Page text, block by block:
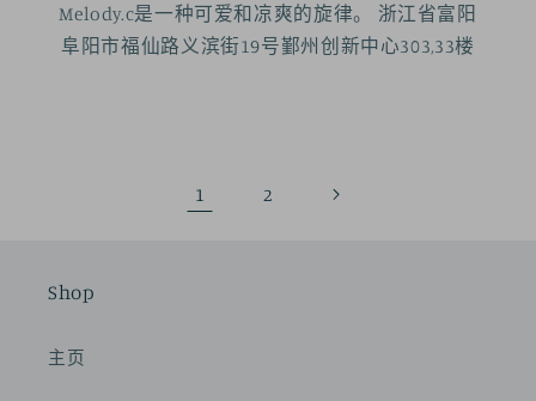
Melody.c是一种可爱和凉爽的旋律。 浙江省富阳
阜阳市福仙路义滨街19号鄞州创新中心303,33楼
1 2
Shop
主页